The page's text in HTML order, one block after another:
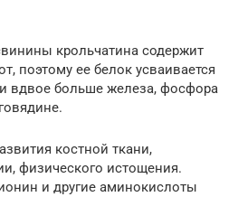
крольчатина содержит
поэтому ее белок усваивается
вдвое больше железа, фосфора
костной ткани,
физического истощения.
и другие аминокислоты